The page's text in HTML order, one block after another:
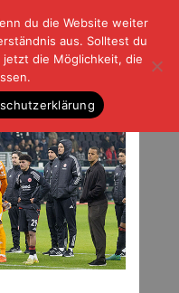
der Rest
|DATENSCHUTZ
du die Website weiter
aus. Solltest du
die Möglichkeit, die